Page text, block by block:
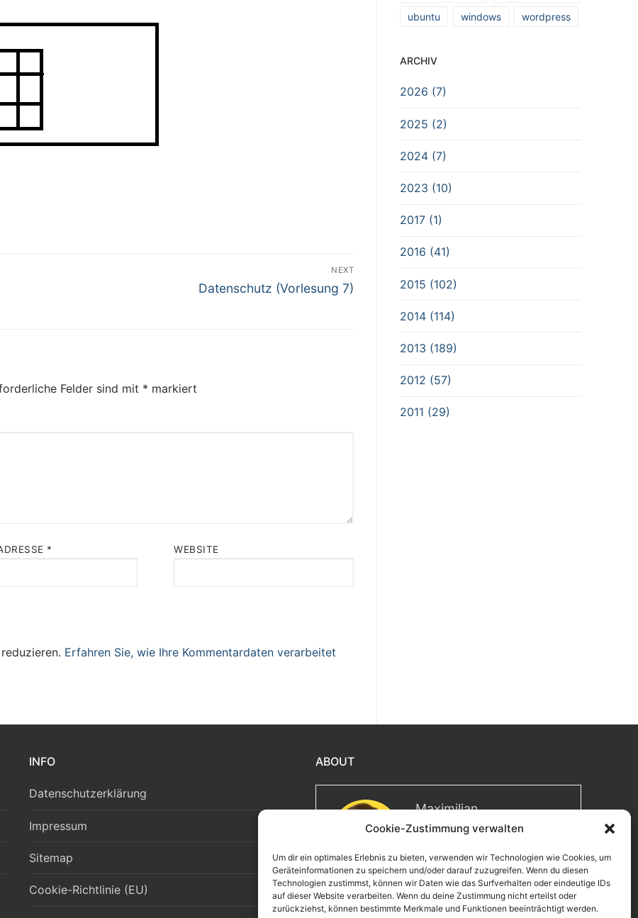
Cookie-Zustimmung verwalten
Um dir ein optimales Erlebnis zu bieten, verwenden wir Technologien wie Cookies, um
Geräteinformationen zu speichern und/oder darauf zuzugreifen. Wenn du diesen
Technologien zustimmst, können wir Daten wie das Surfverhalten oder eindeutige IDs
auf dieser Website verarbeiten. Wenn du deine Zustimmung nicht erteilst oder
zurückziehst, können bestimmte Merkmale und Funktionen beeinträchtigt werden.
NEXT
Next
Datenschutz (Vorlesung 7)
Felder sind mit * markiert
* WEBSITE
Erfahren Sie, wie Ihre Kommentardaten verarbeitet
ubuntu
windows wordpress
ARCHIV
2026 (7)
2025 (2)
2024 (7)
2023 (10)
2017 (1)
2016 (41)
2015 (102)
2014 (114)
2013 (189)
2012 (57)
2011 (29)
INFO
Datenschutzerklärung
Impressum
Sitemap
Cookie-Richtlinie (EU)
ABOUT
Maximilian
Herzlich willkommen! Ich bin
15 Jahren Berufserfahrung. Hier
teile ich meine Leidenschaften,
Erlebnisse und Perspektiven.
Ich lade dich ein, gemeinsam mit mir auf eine